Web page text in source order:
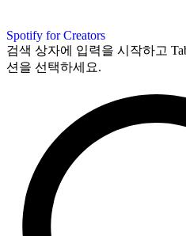
Spotify for Creators
검색 상자에 입력을 시작하고
션을 선택하세요.